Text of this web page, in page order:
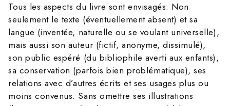
Tous les aspects du livre sont envisagés. Non
seulement le texte (éventuellement absent) et sa
langue (inventée, naturelle ou se voulant universelle),
mais aussi son auteur (fictif, anonyme, dissimulé),
son public espéré (du bibliophile averti aux enfants),
sa conservation (parfois bien problématique), ses
relations avec d’autres écrits et ses usages plus ou
moins convenus. Sans omettre ses illustrations